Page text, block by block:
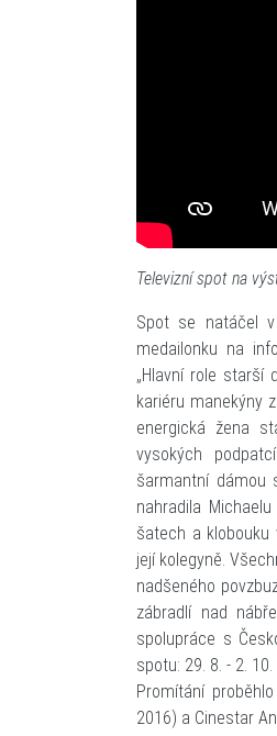
Televizní spot na
Spot se natáčel
medailonku na
„Hlavní role starší
kariéru manekýny
energická žena
vysokých
šarmantní dámou
nahradila
šatech a klobouku
její kolegyně.
nadšeného
zábradlí nad
spolupráce s
spotu: 29. 8. - 2.
Promítání
2016) a Cinestar